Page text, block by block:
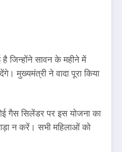
जिन्होंने सावन के महीने में
मुख्यमंत्री ने वादा पूरा किया
गैस सिलेंडर पर इस योजना का
न करें। सभी महिलाओं को